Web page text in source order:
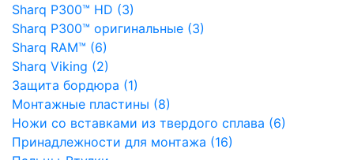
Sharq P300™ HD (3)
Sharq P300™ оригинальные (3)
Sharq RAM™ (6)
Sharq Viking (2)
Защита бордюра (1)
Монтажные пластины (8)
Ножи со вставками из твердого сплава (6)
Принадлежности для монтажа (16)